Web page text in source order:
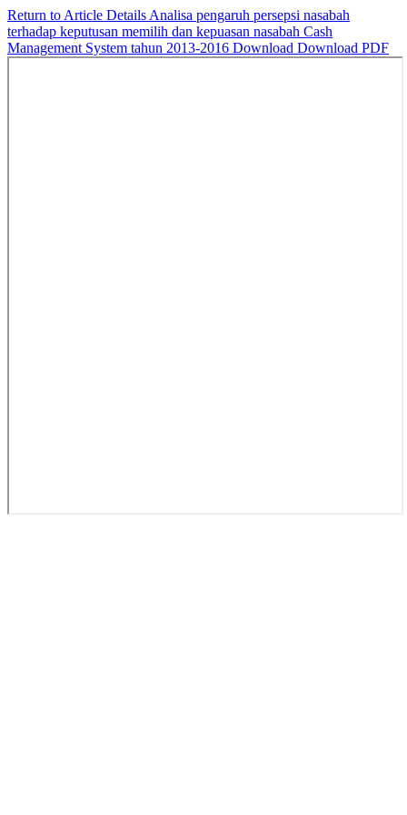
Return to Article Details Analisa pengaruh persepsi nasabah
terhadap keputusan memilih dan kepuasan nasabah Cash
Management System tahun 2013-2016 Download Download PDF